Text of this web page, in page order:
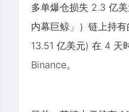
多单爆仓损失 2.3 亿
内幕巨鲸」）链上持
13.51 亿美元) 在 4 天
Binance。